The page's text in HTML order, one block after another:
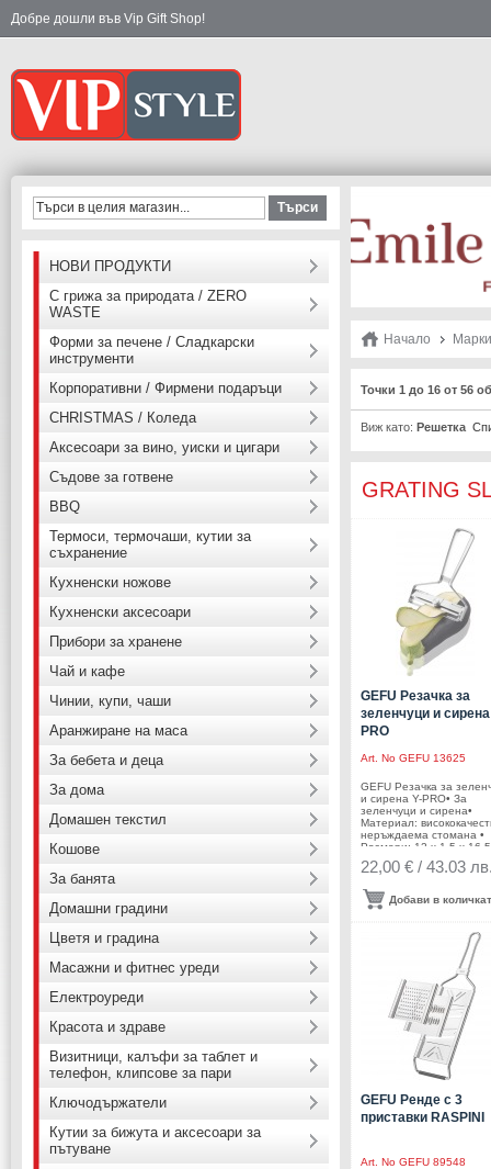
Добре дошли във Vip Gift Shop!
Начало Марки
Точки 1 до 16 от 56
Виж като: Решетка
GRATING
GEFU Резачка за
зеленчуци и сирена
PRO
Art. No GEFU 13625
GEFU Резачка за
и сирена Y-PRO• За
зеленчуци и сирена•
Материал:
неръждаема стомана •
Размери: 12 х 1,5 х
Тегло: 0,100 кг•
Ергономична форма•
съдомиялна машина•
Регулируема дебелина
ммПроизводител:
22,00 € / 43.03
Добави в
GEFU Ренде с 3
приставки RASPINI
Art. No GEFU 89548
Търси
НОВИ ПРОДУКТИ
С грижа за природата / ZERO
WASTE
Форми за печене / Сладкарски
инструменти
Корпоративни / Фирмени подаръци
CHRISTMAS / Коледа
Аксесоари за вино, уиски и цигари
Съдове за готвене
BBQ
Термоси, термочаши, кутии за
съхранение
Кухненски ножове
Кухненски аксесоари
Прибори за хранене
Чай и кафе
Чинии, купи, чаши
Аранжиране на маса
За бебета и деца
За дома
Домашен текстил
Кошове
За банята
Домашни градини
Цветя и градина
Масажни и фитнес уреди
Електроуреди
Красота и здраве
Визитници, калъфи за таблет и
телефон, клипсове за пари
Ключодържатели
Кутии за бижута и аксесоари за
пътуване